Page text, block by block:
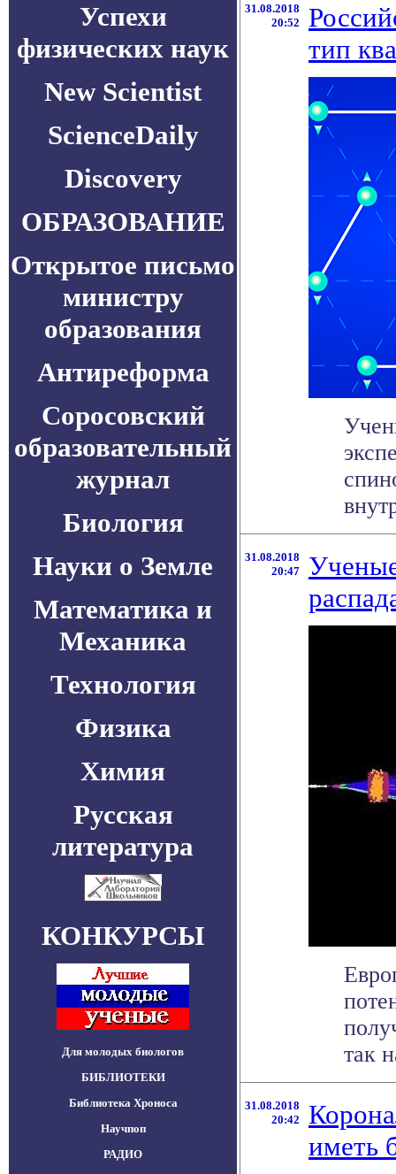
Успехи
физических наук
New Scientist
ScienceDaily
Discovery
ОБРАЗОВАНИЕ
Открытое письмо
министру
образования
Антиреформа
Соросовский
образовательный
журнал
Биология
Науки о Земле
Математика и
Механика
Технология
Физика
Химия
Русская
литература
КОНКУРСЫ
Для молодых биологов
БИБЛИОТЕКИ
Библиотека Хроноса
Научпоп
РАДИО
31.08.2018
20:52
тип
31.08.2018
20:47
так
31.08.2018
20:42
иметь